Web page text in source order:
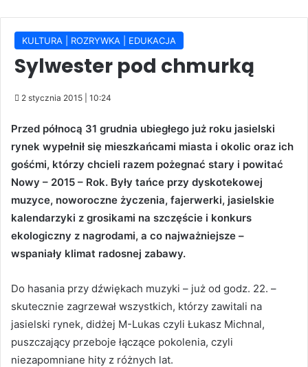
KULTURA | ROZRYWKA | EDUKACJA
Sylwester pod chmurką
2 stycznia 2015 | 10:24
Przed północą 31 grudnia ubiegłego już roku jasielski
rynek wypełnił się mieszkańcami miasta i okolic oraz ich
gośćmi, którzy chcieli razem pożegnać stary i powitać
Nowy – 2015 – Rok. Były tańce przy dyskotekowej
muzyce, noworoczne życzenia, fajerwerki, jasielskie
kalendarzyki z grosikami na szczęście i konkurs
ekologiczny z nagrodami, a co najważniejsze –
wspaniały klimat radosnej zabawy.
Do hasania przy dźwiękach muzyki – już od godz. 22. –
skutecznie zagrzewał wszystkich, którzy zawitali na
jasielski rynek, didżej M-Lukas czyli Łukasz Michnal,
puszczający przeboje łączące pokolenia, czyli
niezapomniane hity z różnych lat.